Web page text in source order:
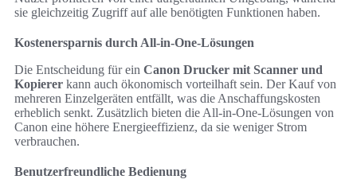
sie gleichzeitig Zugriff auf alle benötigten Funktionen haben.
Kostenersparnis durch All-in-One-Lösungen
Die Entscheidung für ein Canon Drucker mit Scanner und
Kopierer kann auch ökonomisch vorteilhaft sein. Der Kauf von
mehreren Einzelgeräten entfällt, was die Anschaffungskosten
erheblich senkt. Zusätzlich bieten die All-in-One-Lösungen von
Canon eine höhere Energieeffizienz, da sie weniger Strom
verbrauchen.
Benutzerfreundliche Bedienung